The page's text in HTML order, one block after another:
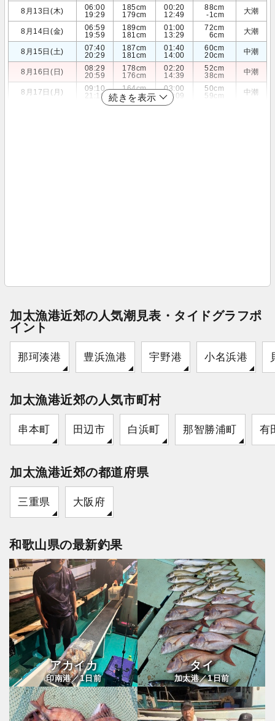
8月13日(木)
06:00
19:29
185cm
179cm
00:20
12:49
88cm
-1cm
大潮
8月14日(金)
06:59
19:59
189cm
181cm
01:00
13:29
72cm
6cm
大潮
8月15日(土)
07:40
20:29
187cm
181cm
01:40
14:00
60cm
20cm
中潮
8月16日(日)
08:29
20:59
178cm
176cm
02:20
14:39
52cm
38cm
中潮
8月17日(月)
09:10
21:19
164cm
169cm
03:00
15:09
50cm
59cm
中潮
続きを表示
加太漁港近郊の人気潮見表・タイドグラフポ
イント
那珂湊港 豊浜漁港 宇野港 小名浜港
加太漁港近郊の人気市町村
串本町 田辺市 白浜町 那智勝浦町 有
加太漁港近郊の都道府県
三重県 大阪府
和歌山県の最新釣果
アカイカ
印南港／1日前
タイ
加太港／1日前